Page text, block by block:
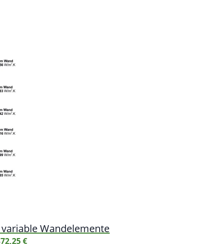
Wandelemente
72,25€